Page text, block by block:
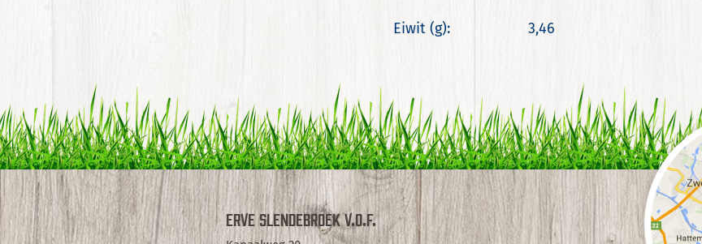
Eiwit (g): 3,46
Erve Slendebroek V.O.F.